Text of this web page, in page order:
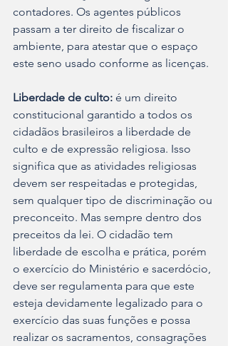
contadores. Os agentes públicos
passam a ter direito de fiscalizar o
ambiente, para atestar que o espaço
este seno usado conforme as licenças.
Liberdade de culto: é um direito
constitucional garantido a todos os
cidadãos brasileiros a liberdade de
culto e de expressão religiosa. Isso
significa que as atividades religiosas
devem ser respeitadas e protegidas,
sem qualquer tipo de discriminação ou
preconceito. Mas sempre dentro dos
preceitos da lei. O cidadão tem
liberdade de escolha e prática, porém
o exercício do Ministério e sacerdócio,
deve ser regulamenta para que este
esteja devidamente legalizado para o
exercício das suas funções e possa
realizar os sacramentos, consagrações